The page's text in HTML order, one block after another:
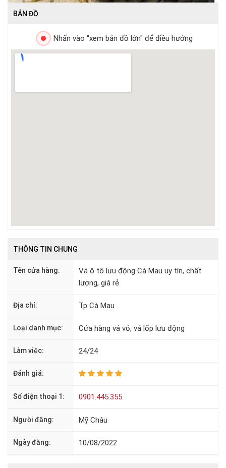
BẢN ĐỒ
Nhấn vào "xem bản đồ lớn" để điều hướng
THÔNG TIN CHUNG
Tên cửa hàng:
Vá ô tô lưu động Cà Mau uy tín, chất
lượng, giá rẻ
Địa chỉ: Tp Cà Mau
Loại danh mục: Cửa hàng vá vỏ, vá lốp lưu động
Làm việc: 24/24
Đánh giá:
Số điện thoại 1: 0901.445.355
Người đăng: Mỹ Châu
Ngày đăng: 10/08/2022